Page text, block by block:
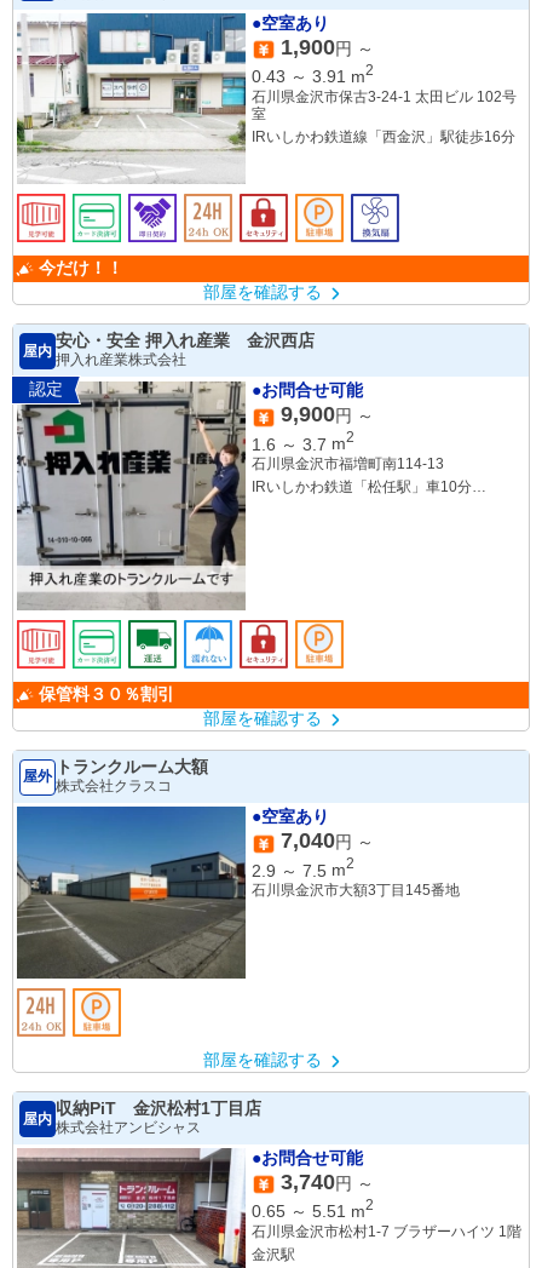
●空室あり
1,900円 ～
0.43 ～ 3.91 m2
石川県金沢市保古3-24-1 太田ビル 102号
室
IRいしかわ鉄道線「西金沢」駅徒歩16分
今だけ！！
部屋を確認する
屋内
安心・安全 押入れ産業 金沢西店
押入れ産業株式会社
認定 ●お問合せ可能
9,900円 ～
1.6 ～ 3.7 m2
石川県金沢市福増町南114-13
IRいしかわ鉄道「松任駅」車10分
保管料３０％割引
部屋を確認する
屋外 トランクルーム大額
株式会社クラスコ
●空室あり
7,040円 ～
2.9 ～ 7.5 m2
石川県金沢市大額3丁目145番地
部屋を確認する
屋内
収納PiT 金沢松村1丁目店
株式会社アンビシャス
●お問合せ可能
3,740円 ～
0.65 ～ 5.51 m2
石川県金沢市松村1-7 ブラザーハイツ 1階
金沢駅